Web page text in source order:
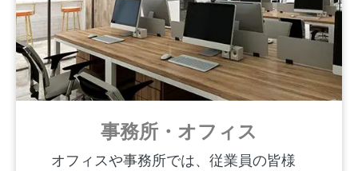
事務所・オフィス
オフィスや事務所では、従業員の皆様